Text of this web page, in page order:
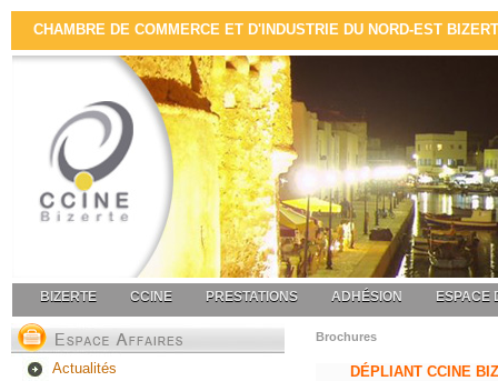
CHAMBRE DE COMMERCE ET D'INDUSTRIE DU NORD-EST
BIZERTE CCINE PRESTATIONS ADHÉSION ESPACE
Actualités
Brochures
DÉPLIANT CCINE